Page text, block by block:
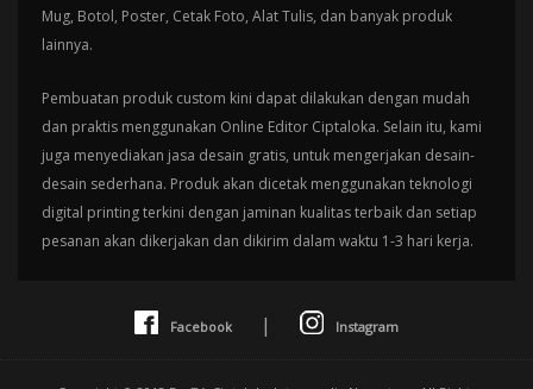
Mug, Botol, Poster, Cetak Foto, Alat Tulis, dan banyak produk
lainnya.
Pembuatan produk custom kini dapat dilakukan dengan mudah
dan praktis menggunakan Online Editor Ciptaloka. Selain itu, kami
juga menyediakan jasa desain gratis, untuk mengerjakan desain-
desain sederhana. Produk akan dicetak menggunakan teknologi
digital printing terkini dengan jaminan kualitas terbaik dan setiap
pesanan akan dikerjakan dan dikirim dalam waktu 1-3 hari kerja.
Facebook | Instagram